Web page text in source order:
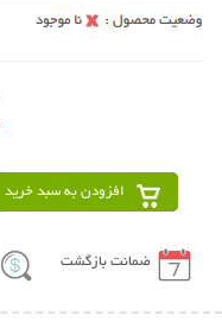
افزودن به سبد خرید
ضمانت بازگشت